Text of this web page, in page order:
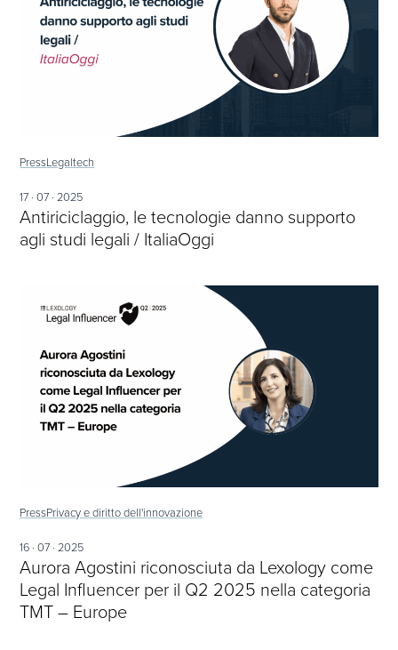
PressLegaltech
17 · 07 · 2025
Antiriciclaggio, le tecnologie danno supporto
agli studi legali / ItaliaOggi
PressPrivacy e diritto dell'innovazione
16 · 07 · 2025
Aurora Agostini riconosciuta da Lexology come
Legal Influencer per il Q2 2025 nella categoria
TMT – Europe